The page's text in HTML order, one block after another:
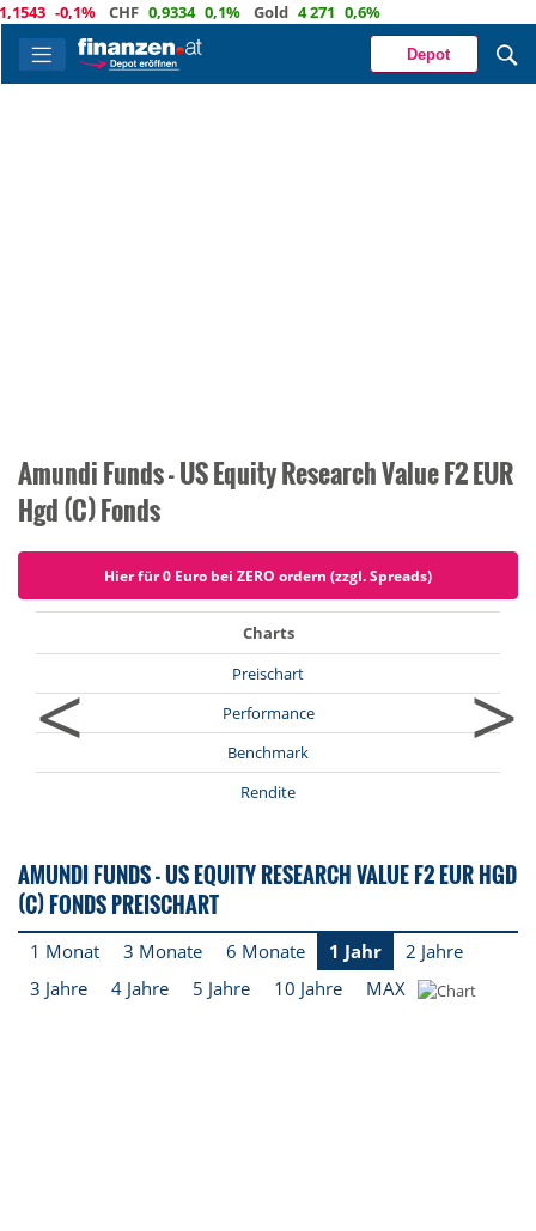
-0,1% CHF 0,9334 0,1% Gold 4 271 0,6%
Depot
Amundi Funds - US Equity Research Value F2 EUR
Hgd (C) Fonds
Hier für 0 Euro bei ZERO ordern (zzgl. Spreads)
<
Charts
Preischart
Performance
Benchmark
Rendite
>
AMUNDI FUNDS - US EQUITY RESEARCH VALUE F2 EUR HGD
(C) FONDS PREISCHART
1 Monat 3 Monate 6 Monate 1 Jahr
2 Jahre
3 Jahre
4 Jahre 5 Jahre 10 Jahre MAX